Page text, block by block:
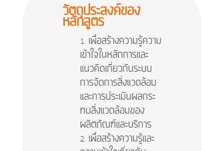
วัตถุประสงค์ของ
หลักสูตร
เพื่อสร้างความรู้ความ
เข้าใจในหลักการและ
แนวคิดเกี่ยวกับระบบ
การจัดการสิ่งแวดล้อม
และการประเมินผลกระ
ทบสิ่งแวดล้อมของ
ผลิตภัณฑ์และบริการ
เพื่อสร้างความรู้และ